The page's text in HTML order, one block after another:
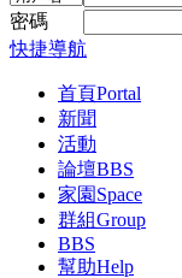
密碼
快捷導航
首頁Portal
新聞
活動
論壇BBS
家園 Space
群組Group
BBS
幫助Help